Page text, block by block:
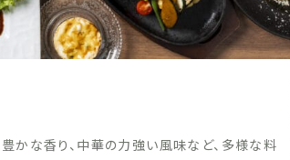
かな香り、中華の力強い風味など、多様な料